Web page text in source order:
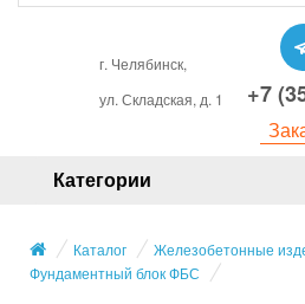
г. Челябинск,
ул. Складская, д. 1
+7
Категории
Каталог
Железобетонные
Фундаментный блок ФБС